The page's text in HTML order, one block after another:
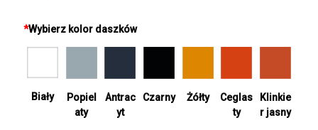
*Wybierz kolor daszków
Biały
Popiel
aty
Antrac
yt
Czarny Żółty
Ceglas
ty
Klinkie
r jasny